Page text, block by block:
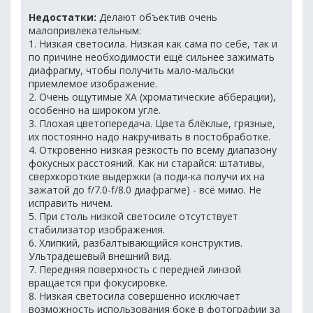
Недостатки: Делают объектив очень
малопривлекательным:
1. Низкая светосила. Низкая как сама по себе, так и
по причине необходимости ещё сильнее зажимать
диафрагму, чтобы получить мало-мальски
приемлемое изображение.
2. Очень ощутимые ХА (хроматические абберации),
особенно на широком угле.
3. Плохая цветопередача. Цвета блёклые, грязные,
их постоянно надо накручивать в постобработке.
4. Откровенно низкая резкость по всему диапазону
фокусных расстояний. Как ни старайся: штативы,
сверхкороткие выдержки (а поди-ка получи их на
зажатой до f/7.0-f/8.0 диафрагме) - всё мимо. Не
исправить ничем.
5. При столь низкой светосиле отсутствует
стабилизатор изображения.
6. Хлипкий, разбалтывающийся конструктив.
Ультрадешевый внешний вид.
7. Передняя поверхность с передней линзой
вращается при фокусировке.
8. Низкая светосила совершенно исключает
возможность использования боке в фотографии за